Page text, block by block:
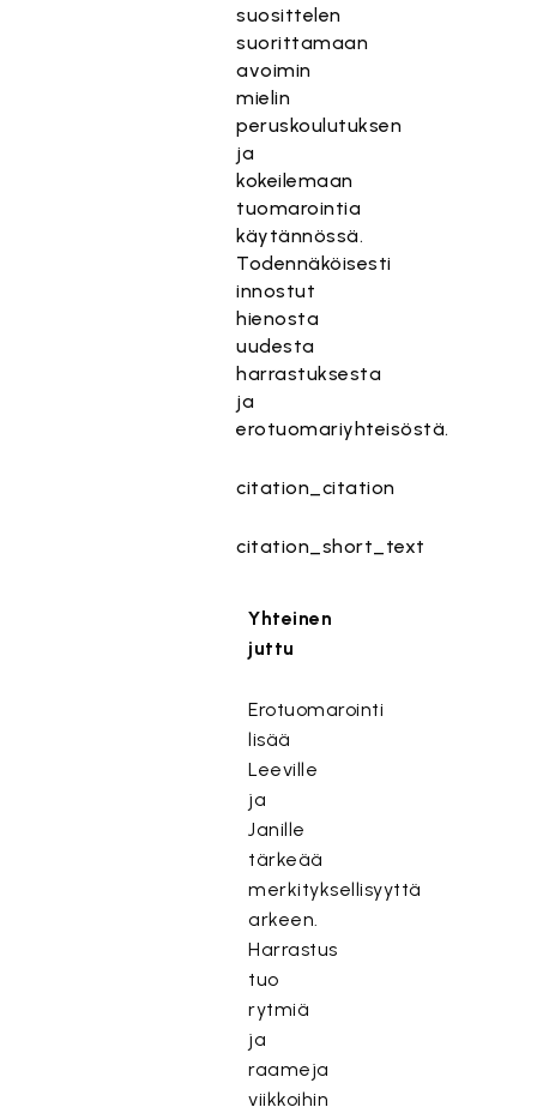
suosittelen
suorittamaan
avoimin
mielin
peruskoulutuksen
ja
kokeilemaan
tuomarointia
käytännössä.
Todennäköisesti
innostut
hienosta
uudesta
harrastuksesta
ja
erotuomariyhteisöstä.
citation_citation
citation_short_text
Yhteinen
juttu
Erotuomarointi
lisää
Leeville
ja
Janille
tärkeää
merkityksellisyyttä
arkeen.
Harrastus
tuo
rytmiä
ja
raameja
viikkoihin